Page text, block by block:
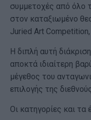
συμμετοχές από όλο
στον καταξιωμένο
Juried Art Competition,
Η διπλή αυτή
αποκτά ιδιαίτερη
μέγεθος του
επιλογής της
Οι κατηγορίες και τα